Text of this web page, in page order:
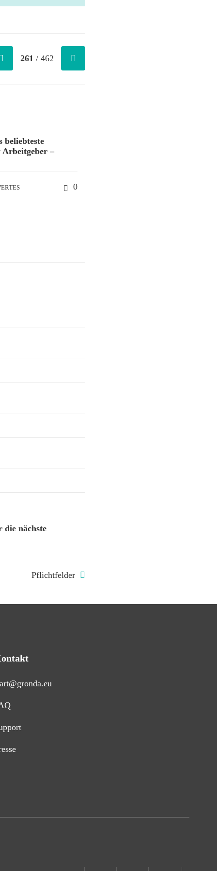
261 / 462
beliebteste
–
0
die nächste
Pflichtfelder